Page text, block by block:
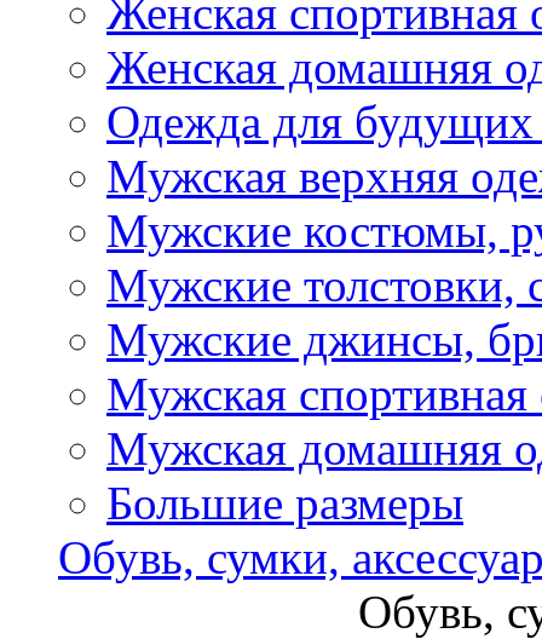
Женская спортивная
Женская домашняя
Одежда для
Мужская верхняя
Мужские костюмы,
Мужские толстовки,
Мужские джинсы,
Мужская спортивная
Мужская домашняя
Большие размеры
Обувь, сумки,
Обувь,